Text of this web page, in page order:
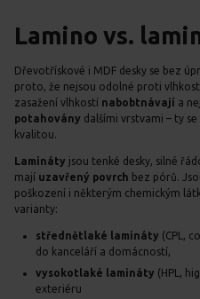
Lamino vs.
Dřevotřískové i MDF desky se bez
proto, že nejsou odolné proti
zasažení vlhkostí nabobtnávají a
potahovány dalšími vrstvami – ty
kvalitou.
Lamináty jsou tenké desky, silné
mají uzavřený povrch bez pórů.
poškození i některým chemickým
varianty:
střednětlaké lamináty (CPL,
do kanceláří a domácností,
vysokotlaké lamináty (HPL,
exteriéru